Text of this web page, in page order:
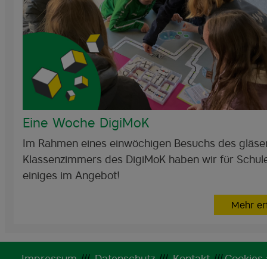
Eine Woche DigiMoK
Im Rahmen eines einwöchigen Besuchs des
Klassenzimmers des DigiMoK haben wir für
einiges im Angebot!
Mehr